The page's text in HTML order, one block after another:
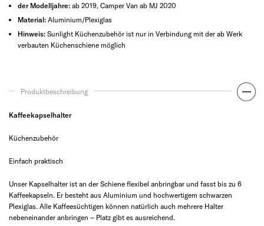
der Modelljahre: ab 2019, Camper Van ab MJ 2020
Material: Aluminium/Plexiglas
Hinweis: Sunlight Küchenzubehör ist nur in Verbindung mit der ab Werk
verbauten Küchenschiene möglich
Produktbeschreibung
Kaffeekapselhalter
Küchenzubehör
Einfach praktisch
Unser Kapselhalter ist an der Schiene flexibel anbringbar und fasst bis zu 6
Kaffeekapseln. Er besteht aus Aluminium und hochwertigem schwarzen
Plexiglas. Alle Kaffeesüchtigen können natürlich auch mehrere Halter
nebeneinander anbringen – Platz gibt es ausreichend.